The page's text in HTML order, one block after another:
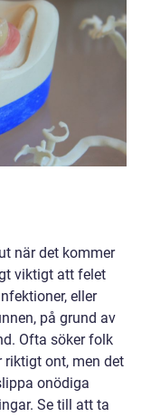
när det kommer
viktigt att felet
eller
på grund av
Ofta söker folk
ont, men det
onödiga
Se till att ta